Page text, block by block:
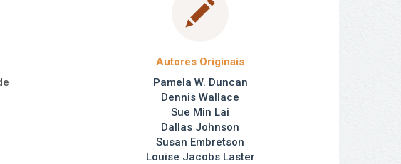
Autores Originais
Pamela W. Duncan
Dennis Wallace
Sue Min Lai
Dallas Johnson
Susan Embretson
Louise Jacobs Laster